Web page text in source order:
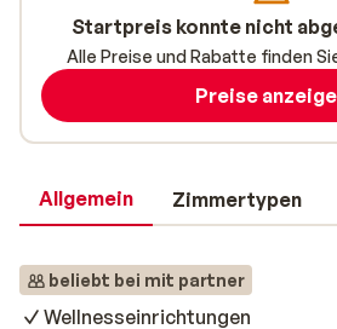
Allgemein Zimmertypen
beliebt bei mit partner
Wellnesseinrichtungen
Startpreis konnte nicht
Alle Preise und Rabatte finden
Preise